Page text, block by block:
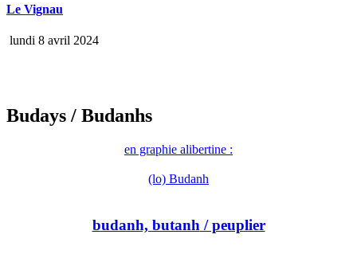
Le Vignau
lundi 8 avril 2024
Budays / Budanhs
en graphie alibertine :
(lo) Budanh
budanh, butanh / peuplier